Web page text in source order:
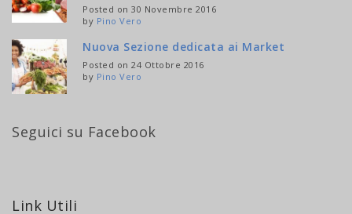
Posted on 30 Novembre 2016
by Pino Vero
Nuova Sezione dedicata ai Market
Posted on 24 Ottobre 2016
by Pino Vero
Seguici su Facebook
Link Utili